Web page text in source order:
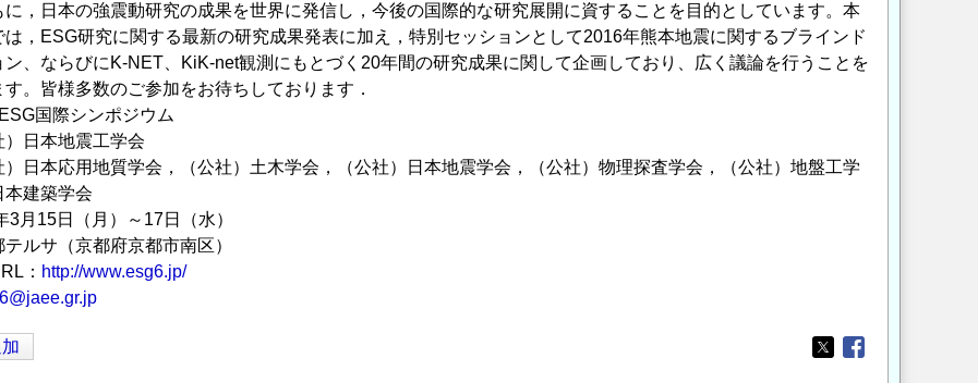
に，日本の強震動研究の成果を世界に発信し，今後の国際的な研究展開に資することを目的としています。本
は，ESG研究に関する最新の研究成果発表に加え，特別セッションとして2016年熊本地震に関するブラインド
ン、ならびにK-NET、KiK-net観測にもとづく20年間の研究成果に関して企画しており、広く議論を行うことを
。皆様多数のご参加をお待ちしております．
国際シンポジウム
日本地震工学会
日本応用地質学会，（公社）土木学会，（公社）日本地震学会，（公社）物理探査学会，（公社）地盤工学
本建築学会
月15日（月）～17日（水）
ルサ（京都府京都市南区）
： http://www.esg6.jp/
Opens in a new
Opens in a new